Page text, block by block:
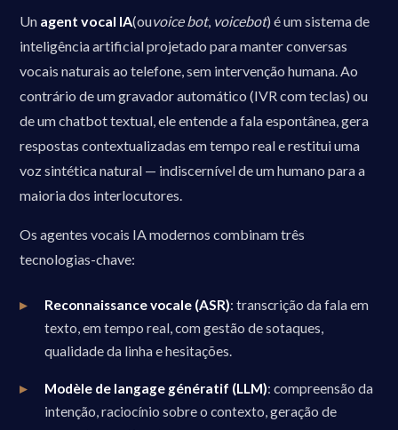
Un agent vocal IA(ouvoice bot, voicebot) é um sistema de
inteligência artificial projetado para manter conversas
vocais naturais ao telefone, sem intervenção humana. Ao
contrário de um gravador automático (IVR com teclas) ou
de um chatbot textual, ele entende a fala espontânea, gera
respostas contextualizadas em tempo real e restitui uma
voz sintética natural — indiscernível de um humano para a
maioria dos interlocutores.
Os agentes vocais IA modernos combinam três
tecnologias-chave:
Reconnaissance vocale (ASR): transcrição da fala em
texto, em tempo real, com gestão de sotaques,
qualidade da linha e hesitações.
Modèle de langage génératif (LLM): compreensão da
intenção, raciocínio sobre o contexto, geração de